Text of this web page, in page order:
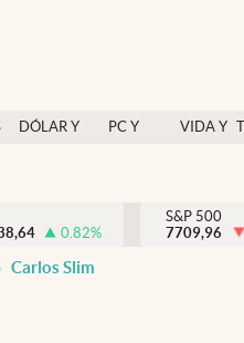
DÓLAR Y
PC Y
VIDA Y
México
0.82%
S&P 500
7709,96
Carlos Slim